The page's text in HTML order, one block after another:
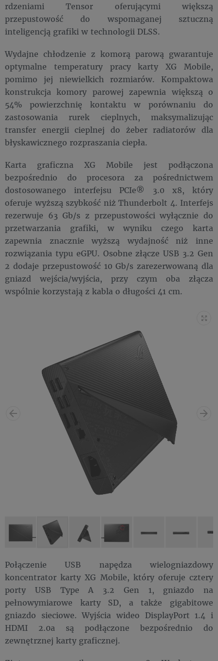
rdzeniami Tensor oferującymi większą
przepustowość do wspomaganej sztuczną
inteligencją grafiki w technologii DLSS.
Wydajne chłodzenie z komorą parową gwarantuje
optymalne temperatury pracy karty XG Mobile,
pomimo jej niewielkich rozmiarów. Kompaktowa
konstrukcja komory parowej zapewnia większą o
54% powierzchnię kontaktu w porównaniu do
zastosowania rurek cieplnych, maksymalizując
transfer energii cieplnej do żeber radiatorów dla
błyskawicznego rozpraszania ciepła.
Karta graficzna XG Mobile jest podłączona
bezpośrednio do procesora za pośrednictwem
dostosowanego interfejsu PCIe® 3.0 x8, który
oferuje wyższą szybkość niż Thunderbolt 4. Interfejs
rezerwuje 63 Gb/s z przepustowości wyłącznie do
przetwarzania grafiki, w wyniku czego karta
zapewnia znacznie wyższą wydajność niż inne
rozwiązania typu eGPU. Osobne złącze USB 3.2 Gen
2 dodaje przepustowość 10 Gb/s zarezerwowaną dla
gniazd wejścia/wyjścia, przy czym oba złącza
wspólnie korzystają z kabla o długości 41 cm.
Połączenie USB napędza wielogniazdowy
koncentrator karty XG Mobile, który oferuje cztery
porty USB Type A 3.2 Gen 1, gniazdo na
pełnowymiarowe karty SD, a także gigabitowe
gniazdo sieciowe. Wyjścia wideo DisplayPort 1.4 i
HDMI 2.0a są podłączone bezpośrednio do
zewnętrznej karty graficznej.